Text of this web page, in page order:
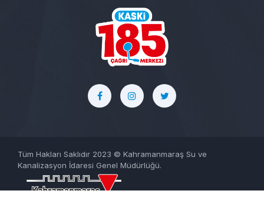
Tüm Hakları Saklıdır 2023 © Kahramanmaraş Su ve
Kanalizasyon İdaresi Genel Müdürlüğü.